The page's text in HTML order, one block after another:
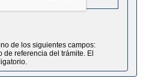
de los siguientes campos:
de referencia del trámite. El